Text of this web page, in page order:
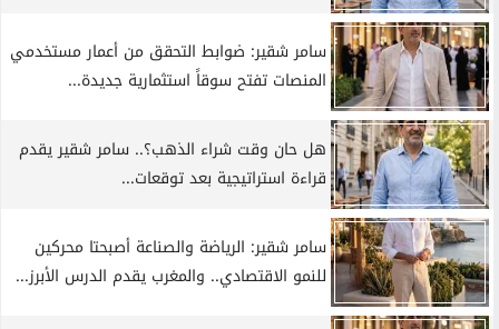
سامر شقير: ضوابط التحقق من أعمار مستخدمي
المنصات تفتح سوقاً استثمارية جديدة...
هل حان وقت شراء الذهب؟.. سامر شقير يقدم
قراءة استراتيجية بعد توقعات...
سامر شقير: الرياضة والصناعة أصبحتا محركين
للنمو الاقتصادي.. والمغرب يقدم الدرس الأبرز...